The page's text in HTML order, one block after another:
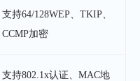
支持64/128WEP、TKIP、
CCMP加密
支持802.1x认证、MAC地